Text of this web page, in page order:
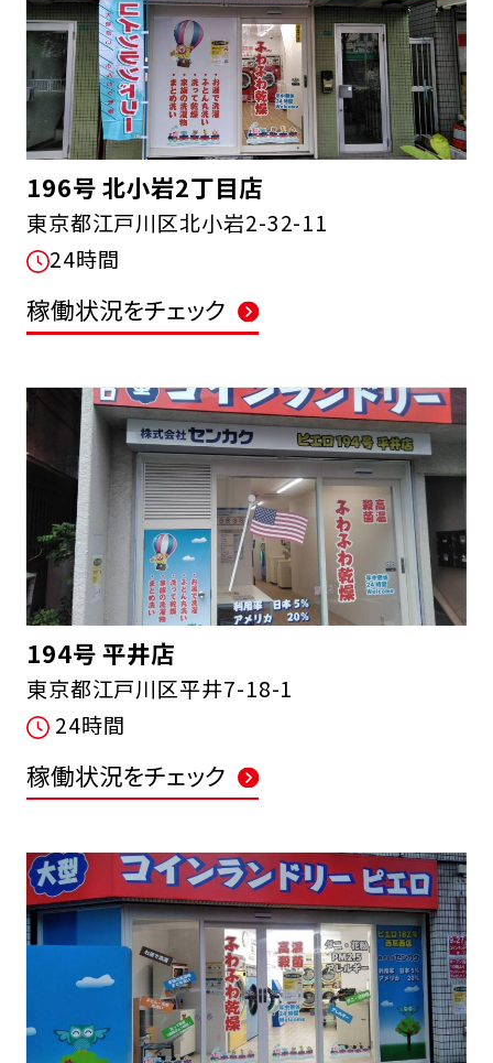
196号 北小岩2丁目店
東京都江戸川区北小岩2-32-11
24時間
稼働状況をチェック
194号 平井店
東京都江戸川区平井7-18-1
24時間
稼働状況をチェック